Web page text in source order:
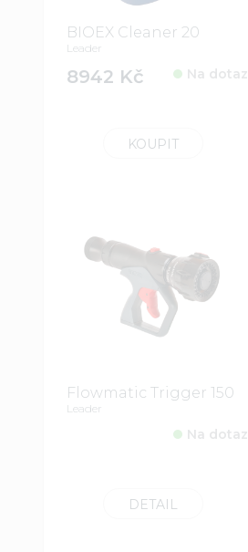
BIOEX Cleaner 20
Leader
8942 Kč Na dotaz
KOUPIT
Flowmatic Trigger 150
Leader
Na dotaz
DETAIL